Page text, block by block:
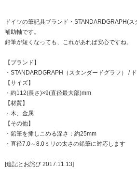
ドイツの筆記具ブランド・STANDARDGRAPH(
補助軸です。
鉛筆が短くなっても、これがあれば安心ですね。
【ブランド】
・STANDARDGRAPH（スタンダードグラフ） /
【サイズ】
・約112(長さ)×9(直径最大部)mm
【材質】
・木、金属
【その他】
・鉛筆を挿しこめる深さ：約25mm
・直径7.0～8.0ミリの太さの鉛筆に対応します
[追記とお詫び 2017.11.13]